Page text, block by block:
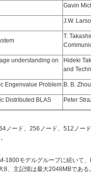
Gavin
J.W.
T.
understanding on
Hideki
and
Engenvalue Problem B. B.
Distributed BLAS Peter
ノード、256ノード、512ノ
1800モデルグループに続いて
8、主記憶は最大2048MBである